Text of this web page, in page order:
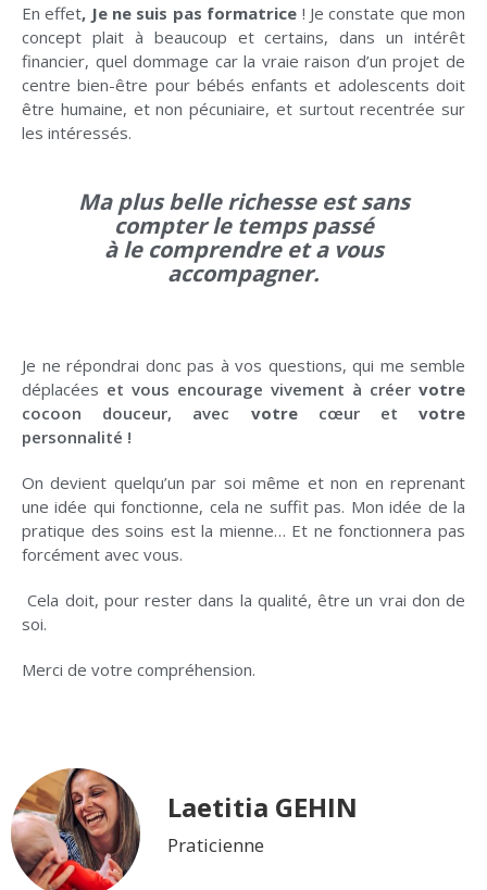
En effet, Je ne suis pas formatrice ! Je constate que mon
concept plait à beaucoup et certains, dans un intérêt
financier, quel dommage car la vraie raison d’un projet de
centre bien-être pour bébés enfants et adolescents doit
être humaine, et non pécuniaire, et surtout recentrée sur
les intéressés.
Ma plus belle richesse est sans
compter le temps passé
à le comprendre et a vous
accompagner.
Je ne répondrai donc pas à vos questions, qui me semble
déplacées et vous encourage vivement à créer votre
cocoon douceur, avec votrecœur et votre
personnalité !
On devient quelqu’un par soi même et non en reprenant
une idée qui fonctionne, cela ne suffit pas. Mon idée de la
pratique des soins est la mienne… Et ne fonctionnera pas
forcément avec vous.
Cela doit, pour rester dans la qualité, être un vrai don de
soi.
Merci de votre compréhension.
Laetitia GEHIN
Praticienne